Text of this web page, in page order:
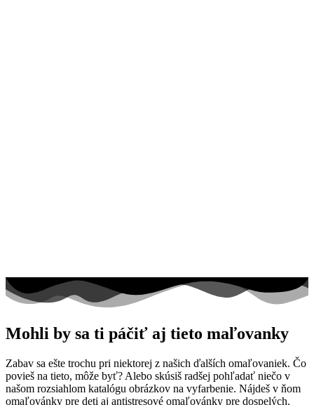
Mohli by sa ti páčiť aj tieto maľovanky
Zabav sa ešte trochu pri niektorej z našich ďalších omaľovaniek. Čo
povieš na tieto, môže byť? Alebo skúsiš radšej pohľadať niečo v
našom rozsiahlom katalógu obrázkov na vyfarbenie. Nájdeš v ňom
omaľovánky pre deti aj antistresové omaľovánky pre dospelých.